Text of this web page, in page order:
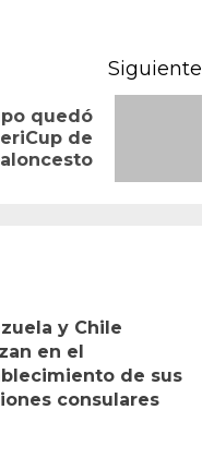
Siguiente
quedó
de
y Chile
en el
de sus
consulares